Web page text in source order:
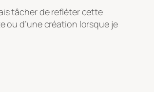
tâcher de refléter cette
ou d’une création lorsque je